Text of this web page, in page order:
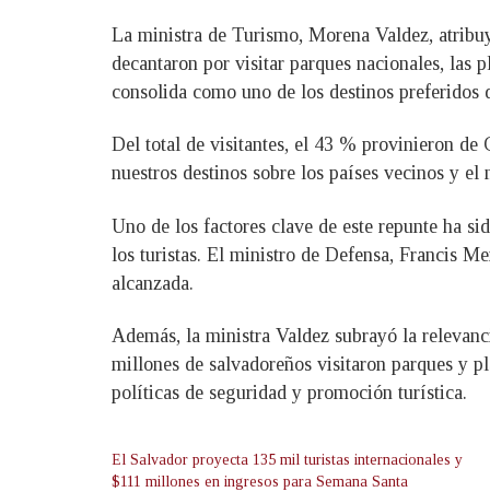
La ministra de Turismo, Morena Valdez,
decantaron por visitar parques nacionales, las
consolida como uno de los destinos preferidos
Del total de visitantes, el 43 % provinieron de
nuestros destinos sobre los países vecinos y el
Uno de los factores clave de este repunte ha
los turistas. El ministro de Defensa, Francis
alcanzada.
Además, la ministra Valdez subrayó la
millones de salvadoreños visitaron parques y
políticas de seguridad y promoción turística.
El Salvador proyecta 135 mil turistas internacionales y
$111 millones en ingresos para Semana Santa